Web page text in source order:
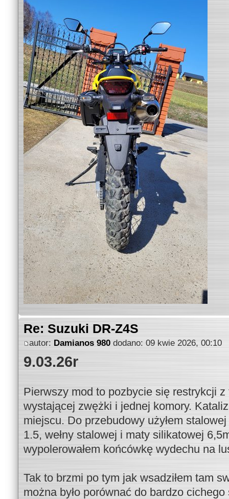
Re: Suzuki DR-Z4S
autor: Damianos 980dodano: 09 kwie 2026, 00:10
9.03.26r
Pierwszy mod to pozbycie się restrykcji z
wystającej zwężki i jednej komory.
miejscu. Do przebudowy użyłem
1.5, wełny stalowej i maty silikatowej
wypolerowałem końcówkę wydechu na
Tak to brzmi po tym jak wsadziłem tam
można było porównać do bardzo